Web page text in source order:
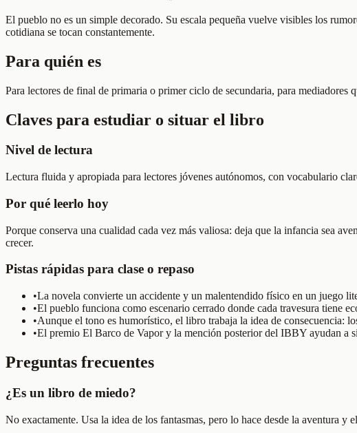
El pueblo no es un simple decorado. Su escala pequeña vuelve visibles los
cotidiana se tocan constantemente.
Para quién es
Para lectores de final de primaria o primer ciclo de secundaria, para
Claves para estudiar o situar el libro
Nivel de lectura
Lectura fluida y apropiada para lectores jóvenes autónomos, con vocabulario
Por qué leerlo hoy
Porque conserva una cualidad cada vez más valiosa: deja que la infancia sea
crecer.
Pistas rápidas para clase o repaso
•La novela convierte un accidente y un malentendido físico en un juego
•El pueblo funciona como escenario cerrado donde cada travesura tiene
•Aunque el tono es humorístico, el libro trabaja la idea de consecuencia:
•El premio El Barco de Vapor y la mención posterior del IBBY ayudan a
Preguntas frecuentes
¿Es un libro de miedo?
No exactamente. Usa la idea de los fantasmas, pero lo hace desde la aventura